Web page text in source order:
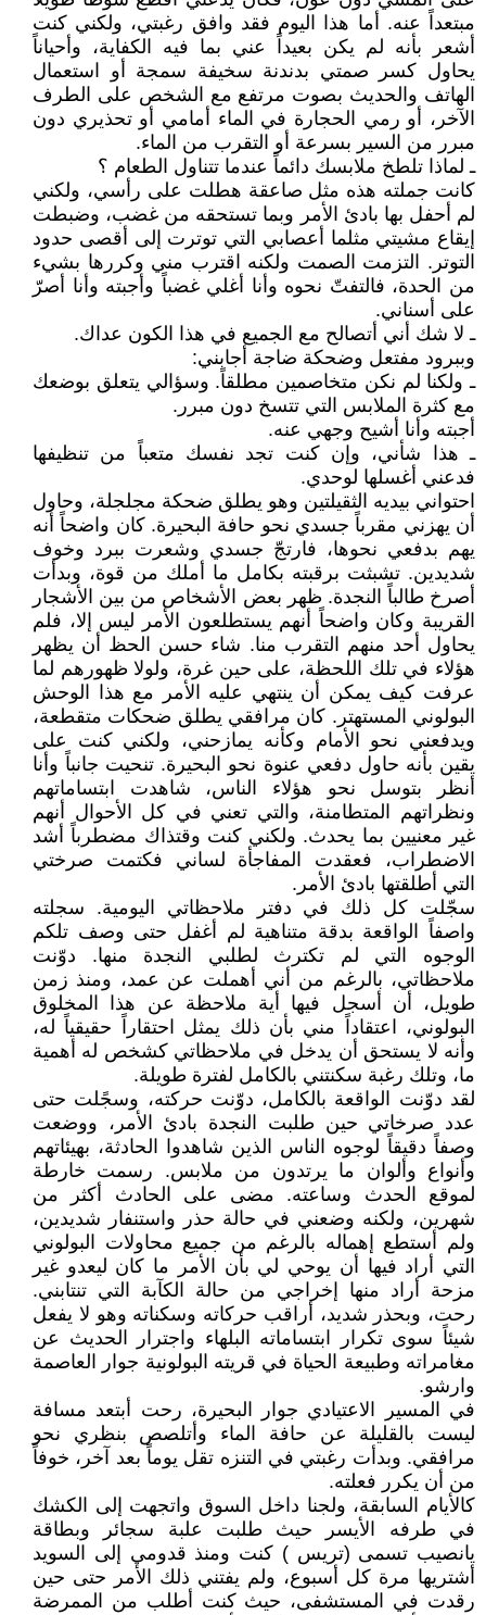
مبتعداً عنه. أما هذا اليوم فقد وافق رغبتي، ولكني كنت
أشعر بأنه لم يكن بعيداً عني بما فيه الكفاية، وأحياناً
يحاول كسر صمتي بدندنة سخيفة سمجة أو استعمال
الهاتف والحديث بصوت مرتفع مع الشخص على الطرف
الآخر، أو رمي الحجارة في الماء أمامي أو تحذيري دون
مبرر من السير بسرعة أو التقرب من الماء.
ـ لماذا تلطخ ملابسك دائماً عندما تتناول الطعام ؟
كانت جملته هذه مثل صاعقة هطلت على رأسي، ولكني
لم أحفل بها بادئ الأمر وبما تستحقه من غضب، وضبطت
إيقاع مشيتي مثلما أعصابي التي توترت إلى أقصى حدود
التوتر. التزمت الصمت ولكنه اقترب مني وكررها بشيء
من الحدة، فالتفتّ نحوه وأنا أغلي غضباً وأجبته وأنا أصرّ
على أسناني.
ـ لا شك أني أتصالح مع الجميع في هذا الكون عداك.
وببرود مفتعل وضحكة ضاجة أجابني:
ـ ولكنا لم نكن متخاصمين مطلقاً. وسؤالي يتعلق بوضعك
مع كثرة الملابس التي تتسخ دون مبرر.
أجبته وأنا أشيح وجهي عنه.
ـ هذا شأني، وإن كنت تجد نفسك متعباً من تنظيفها
فدعني أغسلها لوحدي.
احتواني بيديه الثقيلتين وهو يطلق ضحكة مجلجلة، وحاول
أن يهزني مقرباً جسدي نحو حافة البحيرة. كان واضحاً أنه
يهم بدفعي نحوها، فارتجّ جسدي وشعرت ببرد وخوف
شديدين. تشبثت برقبته بكامل ما أملك من قوة، وبدأت
أصرخ طالباً النجدة. ظهر بعض الأشخاص من بين الأشجار
القريبة وكان واضحاً أنهم يستطلعون الأمر ليس إلا، فلم
يحاول أحد منهم التقرب منا. شاء حسن الحظ أن يظهر
هؤلاء في تلك اللحظة، على حين غرة، ولولا ظهورهم لما
عرفت كيف يمكن أن ينتهي عليه الأمر مع هذا الوحش
البولوني المستهتر. كان مرافقي يطلق ضحكات متقطعة،
ويدفعني نحو الأمام وكأنه يمازحني، ولكني كنت على
يقين بأنه حاول دفعي عنوة نحو البحيرة. تنحيت جانباً وأنا
أنظر بتوسل نحو هؤلاء الناس، شاهدت ابتساماتهم
ونظراتهم المتطامنة، والتي تعني في كل الأحوال أنهم
غير معنيين بما يحدث. ولكني كنت وقتذاك مضطرباً أشد
الاضطراب، فعقدت المفاجأة لساني فكتمت صرختي
التي أطلقتها بادئ الأمر.
سجّلت كل ذلك في دفتر ملاحظاتي اليومية. سجلته
واصفاً الواقعة بدقة متناهية لم أغفل حتى وصف تلكم
الوجوه التي لم تكترث لطلبي النجدة منها. دوّنت
ملاحظاتي، بالرغم من أني أهملت عن عمد، ومنذ زمن
طويل، أن أسجل فيها أية ملاحظة عن هذا المخلوق
البولوني، اعتقاداً مني بأن ذلك يمثل احتقاراً حقيقياً له،
وأنه لا يستحق أن يدخل في ملاحظاتي كشخص له أهمية
ما، وتلك رغبة سكنتني بالكامل لفترة طويلة.
لقد دوّنت الواقعة بالكامل، دوّنت حركته، وسجًلت حتى
عدد صرخاتي حين طلبت النجدة بادئ الأمر، ووضعت
وصفاً دقيقاً لوجوه الناس الذين شاهدوا الحادثة، بهيئاتهم
وأنواع وألوان ما يرتدون من ملابس. رسمت خارطة
لموقع الحدث وساعته. مضى على الحادث أكثر من
شهرين، ولكنه وضعني في حالة حذر واستنفار شديدين،
ولم أستطع إهماله بالرغم من جميع محاولات البولوني
التي أراد فيها أن يوحي لي بأن الأمر ما كان ليعدو غير
مزحة أراد منها إخراجي من حالة الكآبة التي تنتابني.
رحت، وبحذر شديد، أراقب حركاته وسكناته وهو لا يفعل
شيئاً سوى تكرار ابتساماته البلهاء واجترار الحديث عن
مغامراته وطبيعة الحياة في قريته البولونية جوار العاصمة
وارشو.
في المسير الاعتيادي جوار البحيرة، رحت أبتعد مسافة
ليست بالقليلة عن حافة الماء وأتلصص بنظري نحو
مرافقي. وبدأت رغبتي في التنزه تقل يوماً بعد آخر، خوفاً
من أن يكرر فعلته.
كالأيام السابقة، ولجنا داخل السوق واتجهت إلى الكشك
في طرفه الأيسر حيث طلبت علبة سجائر وبطاقة
يانصيب تسمى (تريس ) كنت ومنذ قدومي إلى السويد
أشتريها مرة كل أسبوع، ولم يفتني ذلك الأمر حتى حين
رقدت في المستشفى، حيث كنت أطلب من الممرضة